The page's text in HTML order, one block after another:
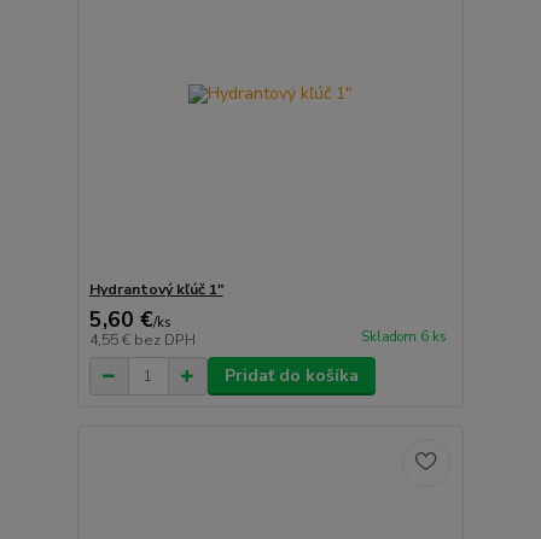
Hydrantový kľúč 1"
5,60 €/ks
4,55 € bez DPH Skladom 6 ks
Pridať do košíka